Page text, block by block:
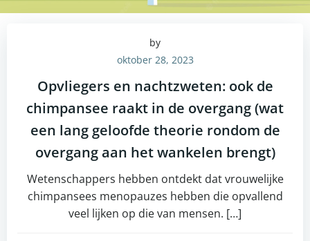
by
oktober 28, 2023
Opvliegers en nachtzweten: ook de
chimpansee raakt in de overgang (wat
een lang geloofde theorie rondom de
overgang aan het wankelen brengt)
Wetenschappers hebben ontdekt dat vrouwelijke
chimpansees menopauzes hebben die opvallend
veel lijken op die van mensen. […]